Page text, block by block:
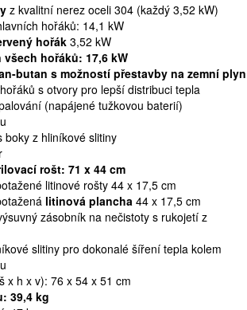
z kvalitní nerez oceli 304 (každý 3,52 kW)
hořáků: 14,1 kW
hořák 3,52 kW
hořáků: 17,6 kW
butan s možností přestavby na zemní plyn
s otvory pro lepší distribuci tepla
(napájené tužkovou baterií)
boky z hliníkové slitiny
rošt: 71 x 44 cm
litinové rošty 44 x 17,5 cm
litinová plancha 44 x 17,5 cm
zásobník na nečistoty s rukojetí z
slitiny pro dokonalé šíření tepla kolem
x h x v): 76 x 54 x 51 cm
39,4 kg